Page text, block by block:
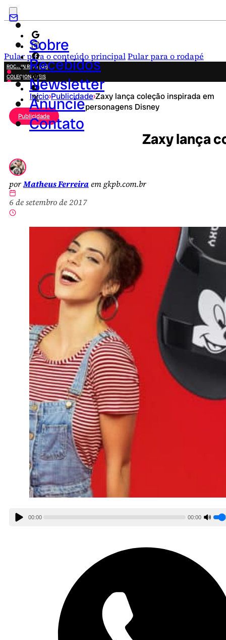
Pular para o conteúdo principalPular para o rodapé
Sobre
Recebidos
Newsletter
Anuncie
Contato
ROCK IN RIO 2026
COLECIONÁVEIS
FESTA JUNINA
NOVIDADES
CAMPANHAS CRIATIVAS
Início›Publicidade›Zaxy lança coleção inspirada em
personagens Disney
Publicidade
Zaxy lança
porMatheus Ferreiraem gkpb.com.br
6 de setembro de 2017
00:00 00:00